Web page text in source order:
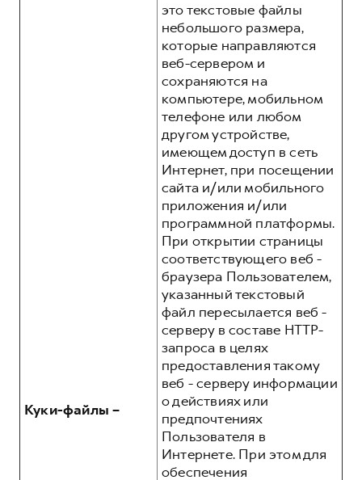
Куки-файлы –
это текстовые файлы
небольшого размера,
которые направляются
веб-сервером и
сохраняются на
компьютере, мобильном
телефоне или любом
другом устройстве,
имеющем доступ в сеть
Интернет, при посещении
сайта и/или мобильного
приложения и/или
программной платформы.
При открытии страницы
соответствующего веб -
браузера Пользователем,
указанный текстовый
файл пересылается веб -
серверу в составе HTTP-
запроса в целях
предоставления такому
веб - серверу информации
о действиях или
предпочтениях
Пользователя в
Интернете. При этом для
обеспечения